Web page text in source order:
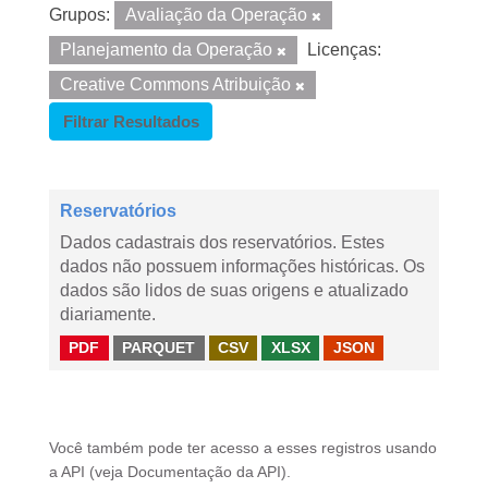
Grupos:
Avaliação da Operação
Planejamento da Operação
Licenças:
Creative Commons Atribuição
Filtrar Resultados
Reservatórios
Dados cadastrais dos reservatórios. Estes
dados não possuem informações históricas. Os
dados são lidos de suas origens e atualizado
diariamente.
PDF PARQUET CSV XLSX JSON
Você também pode ter acesso a esses registros usando
a API (veja Documentação da API ).